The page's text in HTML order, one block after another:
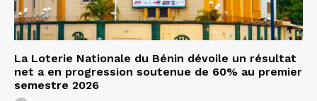
La Loterie Nationale du Bénin dévoile un résultat
net a en progression soutenue de 60% au premier
semestre 2026